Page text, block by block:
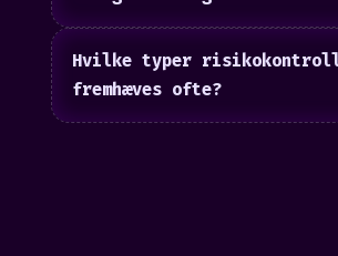
Hvilke typer
fremhæves ofte?